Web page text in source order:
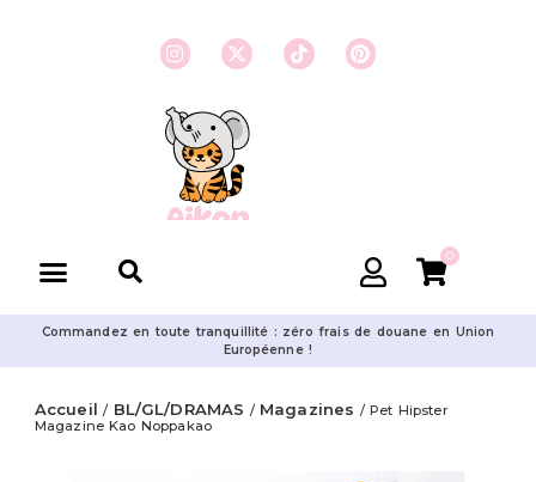
0
Commandez en toute tranquillité : zéro frais de douane en Union
Européenne !
Accueil / BL/GL/DRAMAS / Magazines / Pet Hipster
Magazine Kao Noppakao